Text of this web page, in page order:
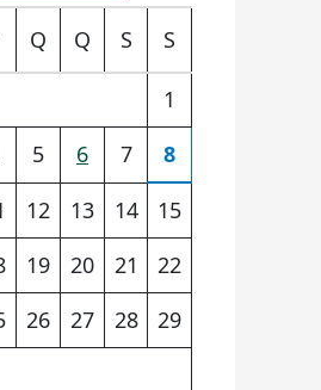
Q Q S S
1
5 6 7
8
12 13 14
15
19 20 21
22
26 27 28
29